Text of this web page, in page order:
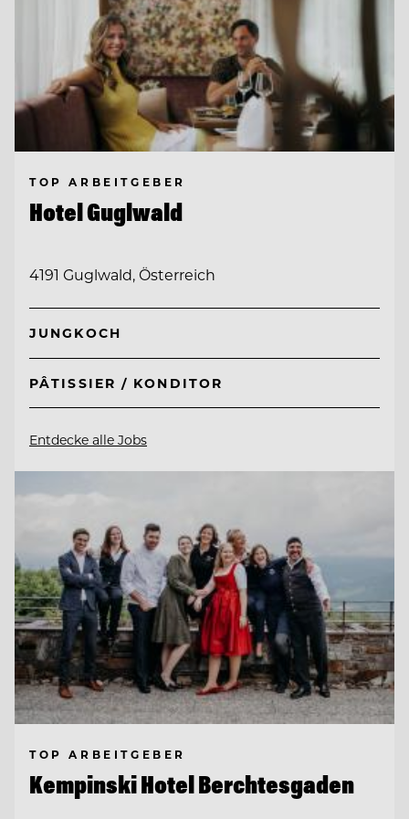
TOP ARBEITGEBER
Hotel Guglwald
4191 Guglwald, Österreich
JUNGKOCH
PÂTISSIER / KONDITOR
Entdecke alle Jobs
TOP ARBEITGEBER
Kempinski Hotel Berchtesgaden